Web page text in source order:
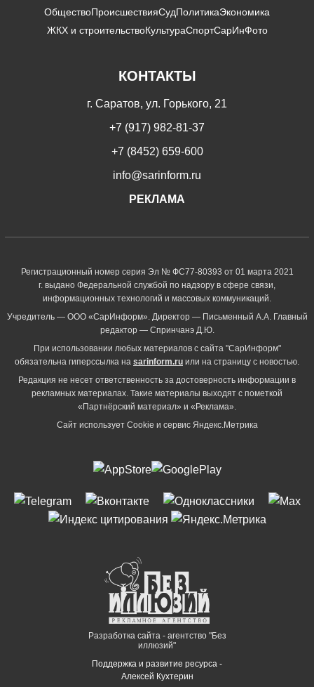
ОбществоПроисшествияСудПолитикаЭкономика
ЖКХ и строительствоКультураСпортСарИнФото
КОНТАКТЫ
г. Саратов, ул. Горького, 21
+7 (917) 982-81-37
+7 (8452) 659-600
info@sarinform.ru
РЕКЛАМА
Регистрационный номер серия Эл № ФС77-80393 от 01 марта 2021
г. выдано Федеральной службой по надзору в сфере связи,
информационных технологий и массовых коммуникаций.
Учредитель — ООО «СарИнформ». Директор — Письменный А.А. Главный
редактор — Спринчанэ Д.Ю.
При использовании любых материалов с сайта "СарИнформ"
обязательна гиперссылка на sarinform.ru или на страницу с новостью.
Редакция не несет ответственность за достоверность информации в
рекламных материалах. Такие материалы выходят с пометкой
«Партнёрский материал» и «Реклама».
Сайт использует Cookie и сервиc Яндекс.Метрика
Разработка сайта - агентство "Без
иллюзий"
Поддержка и развитие ресурса -
Алексей Кухтерин